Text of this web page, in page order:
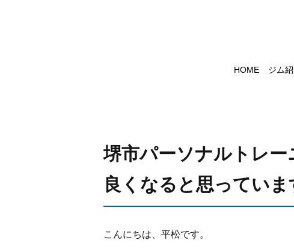
HOME ジム
堺市パーソナルトレ
良くなると思っていま
こんにちは、平松です。